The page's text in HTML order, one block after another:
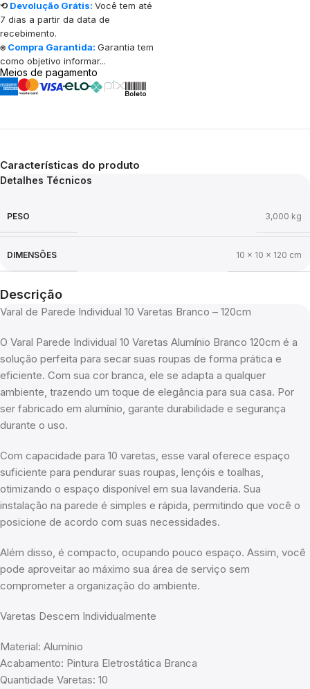
⟲ Devolução Grátis: Você tem até
7 dias a partir da data de
recebimento.
⍟ Compra Garantida: Garantia tem
como objetivo informar...
Meios de pagamento
Características do produto
Detalhes Técnicos
PESO 3,000 kg
DIMENSÕES 10 × 10 × 120 cm
Descrição
Varal de Parede Individual 10 Varetas Branco – 120cm
O Varal Parede Individual 10 Varetas Alumínio Branco 120cm é a
solução perfeita para secar suas roupas de forma prática e
eficiente. Com sua cor branca, ele se adapta a qualquer
ambiente, trazendo um toque de elegância para sua casa. Por
ser fabricado em alumínio, garante durabilidade e segurança
durante o uso.
Com capacidade para 10 varetas, esse varal oferece espaço
suficiente para pendurar suas roupas, lençóis e toalhas,
otimizando o espaço disponível em sua lavanderia. Sua
instalação na parede é simples e rápida, permitindo que você o
posicione de acordo com suas necessidades.
Além disso, é compacto, ocupando pouco espaço. Assim, você
pode aproveitar ao máximo sua área de serviço sem
comprometer a organização do ambiente.
Varetas Descem Individualmente
Material: Alumínio
Acabamento: Pintura Eletrostática Branca
Quantidade Varetas: 10